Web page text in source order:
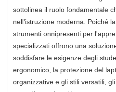
sottolinea il ruolo fondamentale
nell'istruzione moderna. Poiché
strumenti onnipresenti per
specializzati offrono una
soddisfare le esigenze degli
ergonomico, la protezione del
organizzative e gli stili versatili,